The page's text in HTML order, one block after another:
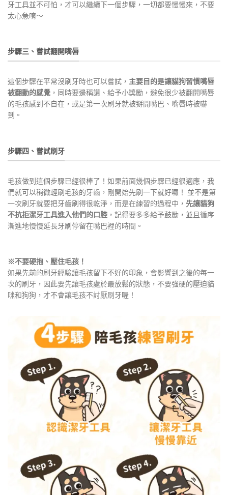
牙工具並不可怕，才可以繼續下一個步驟，一切都要慢慢來，不要
太心急唷～
步驟三、嘗試翻開嘴唇
這個步驟在平常沒刷牙時也可以嘗試， 主要目的是讓貓狗習慣嘴唇
被翻動的感覺 ，同時要邊稱讚、給予小獎勵，避免很少被翻開嘴唇
的毛孩感到不自在，或是第一次刷牙就被掰開嘴巴、嘴唇時被嚇
到。
步驟四、嘗試刷牙
毛孩做到這個步驟已經很棒了！如果前面幾個步驟已經很適應，我
們就可以稍微輕刷毛孩的牙齒，剛開始先刷一下就好囉！ 並不是第
一次刷牙就要把牙齒刷得很乾淨，而是在練習的過程中， 先讓貓狗
不抗拒潔牙工具進入他們的口腔 ，記得要多多給予鼓勵，並且循序
漸進地慢慢延長牙刷停留在嘴巴裡的時間。
※不要硬抱、壓住毛孩！
如果先前的刷牙經驗讓毛孩留下不好的印象，會影響到之後的每一
次的刷牙，因此要先讓毛孩處於最放鬆的狀態，不要強硬的壓迫貓
咪和狗狗，才不會讓毛孩不討厭刷牙喔！